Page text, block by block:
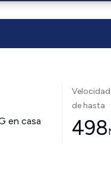
en casa
de hasta
498